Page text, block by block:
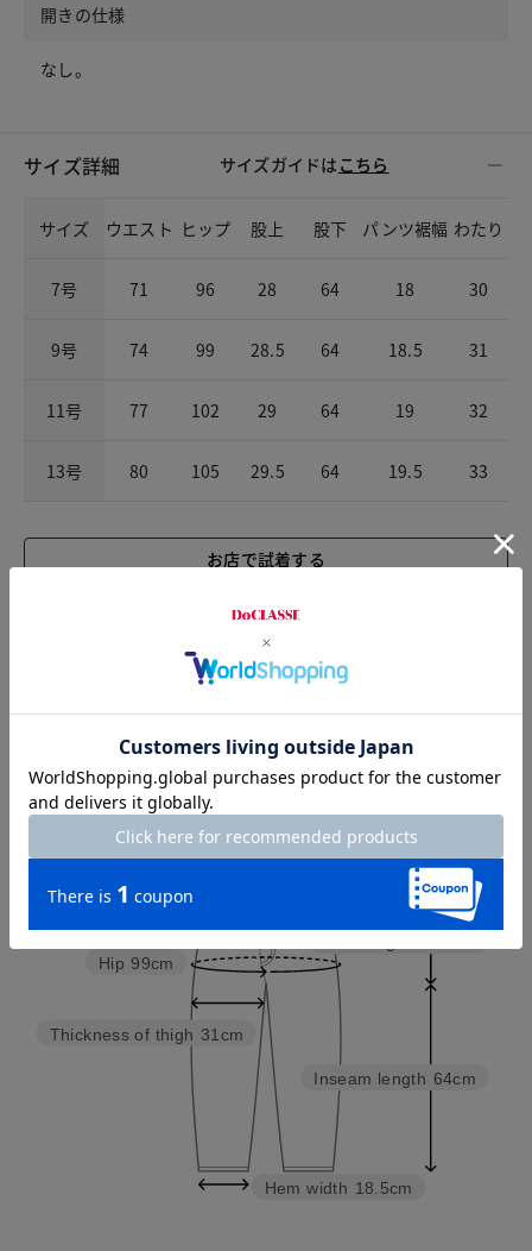
開きの仕様
なし。
サイズ詳細 サイズガイドは こちら
サイズ ウエスト ヒップ 股上 股下 パンツ裾幅 わたり
7号 71 96 28 64 18 30
9号 74 99 28.5 64 18.5 31
11号 77 102 29 64 19 32
13号 80 105 29.5 64 19.5 33
お店で試着する
Try this item on
Inseam length 64cm
Hem width 18.5cm
Thickness of thigh 31cm
Hip 99cm
Waist 74cm